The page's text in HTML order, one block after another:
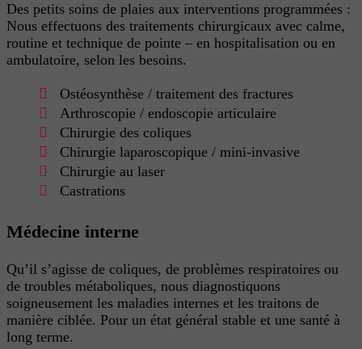
Des petits soins de plaies aux interventions programmées :
Nous effectuons des traitements chirurgicaux avec calme,
routine et technique de pointe – en hospitalisation ou en
ambulatoire, selon les besoins.
Ostéosynthèse / traitement des fractures
Arthroscopie / endoscopie articulaire
Chirurgie des coliques
Chirurgie laparoscopique / mini-invasive
Chirurgie au laser
Castrations
Médecine interne
Qu’il s’agisse de coliques, de problèmes respiratoires ou
de troubles métaboliques, nous diagnostiquons
soigneusement les maladies internes et les traitons de
manière ciblée. Pour un état général stable et une santé à
long terme.